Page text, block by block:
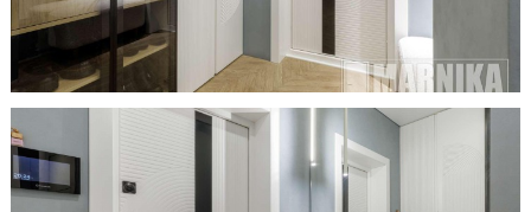
Ручки дверные
Замок врезной
Петли
Завертки, блокады
Системы открывания
Прочее